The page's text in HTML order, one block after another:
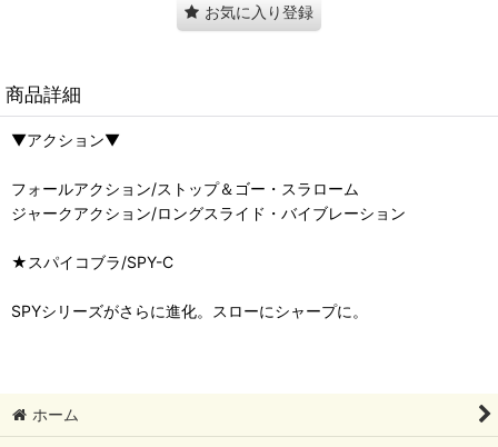
お気に入り登録
商品詳細
▼アクション▼
フォールアクション/ストップ＆ゴー・スラローム
ジャークアクション/ロングスライド・バイブレーション
★スパイコブラ/SPY-C
SPYシリーズがさらに進化。スローにシャープに。
ホーム